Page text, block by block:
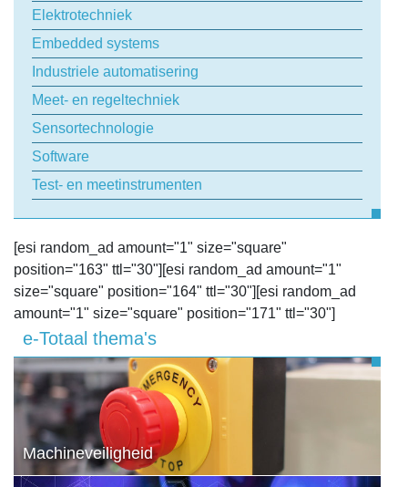
Uw vraag
Elektrotechniek
Embedded systems
Industriele automatisering
Meet- en regeltechniek
Sensortechnologie
Software
Test- en meetinstrumenten
[esi random_ad amount="1" size="square"
position="163" ttl="30"][esi random_ad amount="1"
size="square" position="164" ttl="30"][esi random_ad
amount="1" size="square" position="171" ttl="30"]
e-Totaal thema's
Machineveiligheid